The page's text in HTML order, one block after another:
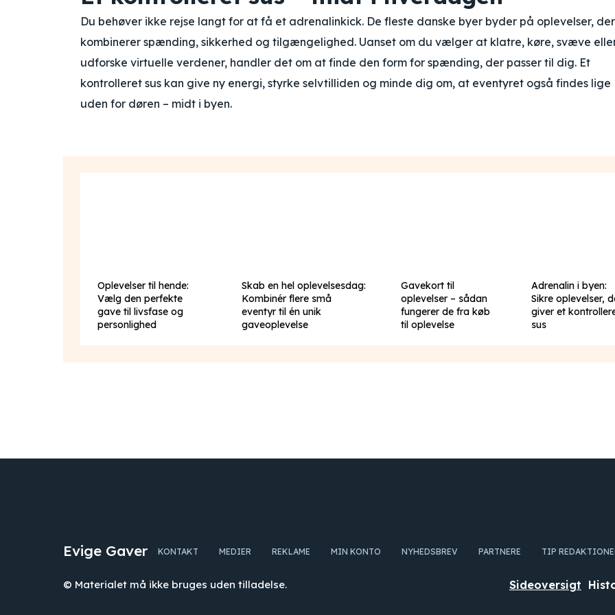
Du behøver ikke rejse langt for at få et adrenalinkick. De fleste danske byer byder på oplevelser, der
kombinerer spænding, sikkerhed og tilgængelighed. Uanset om du vælger at klatre, køre, svæve
udforske virtuelle verdener, handler det om at finde den form for spænding, der passer til dig. Et
kontrolleret sus kan give ny energi, styrke selvtilliden og minde dig om, at eventyret også findes lige
uden for døren – midt i byen.
Oplevelser til hende:
Vælg den perfekte
gave til livsfase og
personlighed
Skab en hel oplevelsesdag:
Kombinér flere små
eventyr til én unik
gaveoplevelse
Gavekort til
oplevelser – sådan
fungerer de fra køb
til oplevelse
Adrenalin i byen:
Sikre oplevelser,
giver et
sus
Evige Gaver KONTAKT MEDIER REKLAME MIN KONTO NYHEDSBREV PARTNERE TIP
© Materialet må ikke bruges uden tilladelse. Sideoversigt